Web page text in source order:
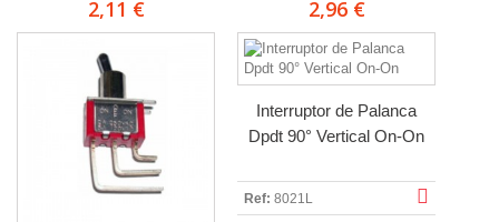
2,11 € 2,96 €
Interruptor de Palanca
Dpdt 90° Vertical On-On
Ref: 8021L